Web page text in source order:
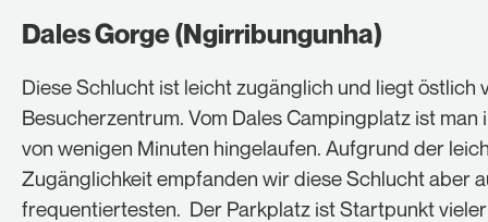
Dales Gorge (Ngirribungunha)
Diese Schlucht ist leicht zugänglich und liegt östlich
Besucherzentrum. Vom Dales Campingplatz ist man
von wenigen Minuten hingelaufen. Aufgrund der
Zugänglichkeit empfanden wir diese Schlucht aber
frequentiertesten. Der Parkplatz ist Startpunkt vieler